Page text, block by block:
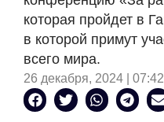
которая пройдет в
в которой примут
всего мира.
26 декабря, 2024 | 07:42